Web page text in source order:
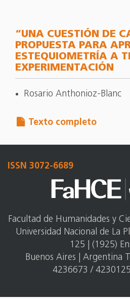
“UNA CUESTIÓN DE
PROPUESTA PARA
ESTEQUIOMETRÍA A
EXPERIMENTACIÓN
Rosario Anthonioz-Blanc
Texto completo
ISSN 3072-6689
Facultad de Humanidades y
Universidad Nacional de La
125 | (1925)
Buenos Aires | Argentina
4236673 /